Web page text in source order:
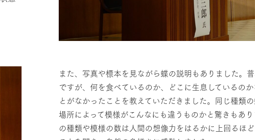
また、写真や標本を見ながら蝶の説明もありました。
ですが、何を食べているのか、どこに生息しているの
とがなかったことを教えていただきました。同じ種類
場所によって模様がこんなにも違うものかと驚きもあ
の種類や模様の数は人間の想像力をはるかに上回るほ